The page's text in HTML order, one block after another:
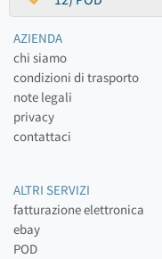
AZIENDA
chi siamo
condizioni di trasporto
note legali
privacy
contattaci
ALTRI SERVIZI
fatturazione elettronica
ebay
POD